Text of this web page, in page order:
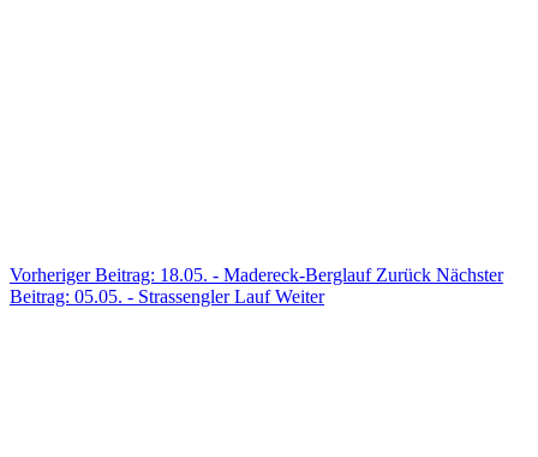
Vorheriger Beitrag: 18.05. - Madereck-Berglauf Zurück Nächster
Beitrag: 05.05. - Strassengler LaufWeiter